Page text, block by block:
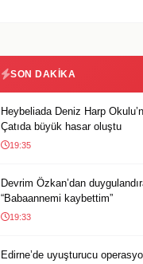
SON DAKIKA
Heybeliada Deniz Harp
Çatıda büyük hasar oluştu
19:35
Devrim Özkan’dan
“Babaannemi kaybettim”
19:33
Edirne’de uyuşturucu